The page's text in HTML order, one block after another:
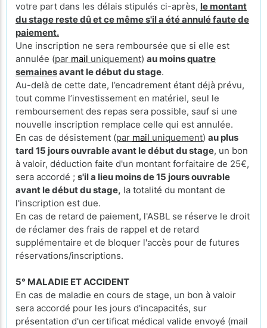
votre part dans les délais stipulés ci-après, le montant
du stage reste dû et ce même s'il a été annulé faute de
paiement.
Une inscription ne sera remboursée que si elle est
annulée (par mail uniquement) au moinsquatre
semainesavant le début du stage.
Au-delà de cette date, l’encadrement étant déjà prévu,
tout comme l’investissement en matériel, seul le
remboursement des repas sera possible, sauf si une
nouvelle inscription remplace celle qui est annulée.
En cas de désistement (par mail uniquement) au plus
tard 15 jours ouvrable avant le début du stage, un bon
à valoir, déduction faite d'un montant forfaitaire de 25€,
sera accordé ; s'il a lieu moins de 15 jours ouvrable
avant le début du stage, la totalité du montant de
l'inscription est due.
En cas de retard de paiement, l'ASBL se réserve le droit
de réclamer des frais de rappel et de retard
supplémentaire et de bloquer l'accès pour de futures
réservations/inscriptions.
5° MALADIE ET ACCIDENT
En cas de maladie en cours de stage, un bon à valoir
sera accordé pour les jours d'incapacités, sur
présentation d'un certificat médical valide envoyé (mail